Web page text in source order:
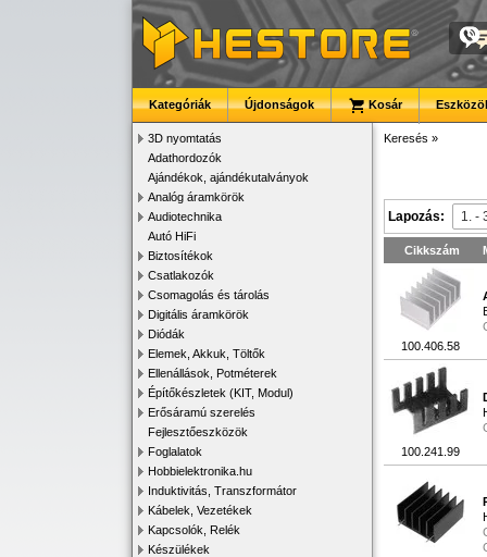
Kategóriák Újdonságok Kosár
3D nyomtatás
Adathordozók
Ajándékok, ajándékutalványok
Analóg áramkörök
Audiotechnika
Autó HiFi
Biztosítékok
Csatlakozók
Csomagolás és tárolás
Digitális áramkörök
Diódák
Elemek, Akkuk, Töltők
Ellenállások, Potméterek
Építőkészletek (KIT, Modul)
Erősáramú szerelés
Fejlesztőeszközök
Foglalatok
Hobbielektronika.hu
Induktivitás, Transzformátor
Kábelek, Vezetékek
Kapcsolók, Relék
Készülékek
Keresés »
Lapozás:
Cikkszám
100.406.58
100.241.99